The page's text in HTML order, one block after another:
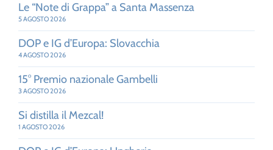
Le “Note di Grappa” a Santa Massenza
5 AGOSTO 2026
DOP e IG d’Europa: Slovacchia
4 AGOSTO 2026
15° Premio nazionale Gambelli
3 AGOSTO 2026
Si distilla il Mezcal!
1 AGOSTO 2026